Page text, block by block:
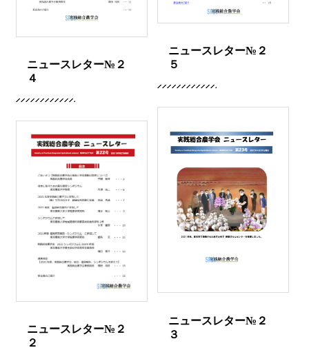
ニュースレター№２
５
ニュースレター№２
４
ニュースレター№２
３
ニュースレター№２
２